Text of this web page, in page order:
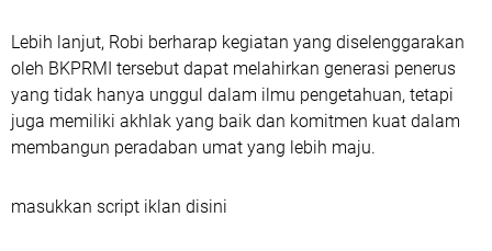
Lebih lanjut, Robi berharap kegiatan yang diselenggarakan
oleh BKPRMI tersebut dapat melahirkan generasi penerus
yang tidak hanya unggul dalam ilmu pengetahuan, tetapi
juga memiliki akhlak yang baik dan komitmen kuat dalam
membangun peradaban umat yang lebih maju.
masukkan script iklan disini